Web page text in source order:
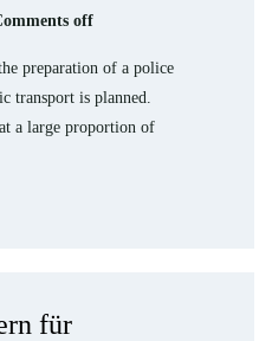
off
preparation of a police
transport is planned.
a large proportion of
für